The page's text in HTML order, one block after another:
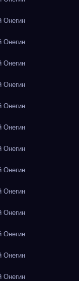
Онегин
Онегин
Онегин
Онегин
Онегин
Онегин
Онегин
Онегин
Онегин
Онегин
Онегин
Онегин
Онегин